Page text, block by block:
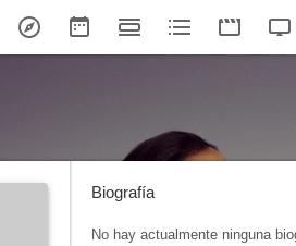
Biografía
No hay actualmente ninguna